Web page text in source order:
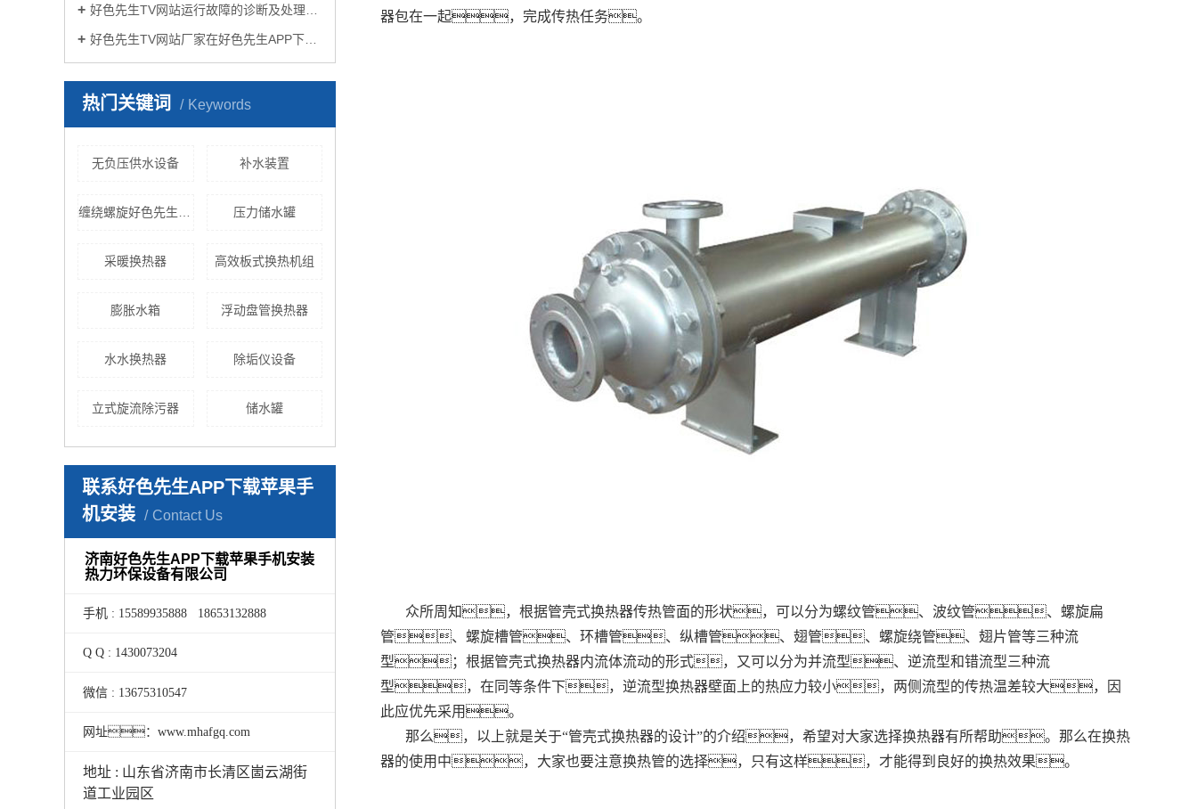
好色先生TV网站运行故障的诊断及处理方法
好色先生TV网站厂家在好色先生APP下载苹果手机安装生活中有哪些作用？
热门关键词 Keywords
无负压供水设备 补水装置
压力储水罐
采暖换热器 高效板式换热机组
膨胀水箱 浮动盘管换热器
水水换热器 除垢仪设备
立式旋流除污器 储水罐
联系好色先生APP下载苹果手
机安装
Contact Us
济南好色先生APP下载苹果手机安装
热力环保设备有限公司
手机 : 15589935888 18653132888
Q Q : 1430073204
微信 : 13675310547
网址：www.mhafgq.com
地址 : 山东省济南市长清区崮云湖街
道工业园区
器包在一起，完成传热任务。
众所周知，根据管壳式换热器传热管面的形状，可以分为螺纹管、波纹管、螺旋扁
管、螺旋槽管、环槽管、纵槽管、翅管、螺旋绕管、翅片管等三种流
型；根据管壳式换热器内流体流动的形式，又可以分为并流型、逆流型和错流型三种流
型，在同等条件下，逆流型换热器壁面上的热应力较小，两侧流型的传热温差较大，因
此应优先采用。
那么，以上就是关于“管壳式换热器的设计”的介绍，希望对大家选择换热器有所帮助。那么在换热
器的使用中，大家也要注意换热管的选择，只有这样，才能得到良好的换热效果。